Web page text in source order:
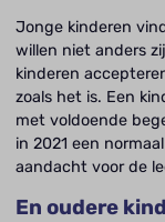
Jonge kinderen
willen niet anders
kinderen
zoals het is. Een
met voldoende
in 2021 een
aandacht voor de
En oudere